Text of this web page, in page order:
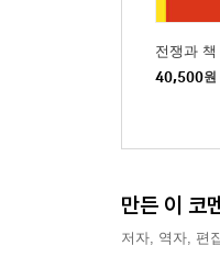
전쟁과 책
40,500원
만든 이 코
저자, 역자, 편